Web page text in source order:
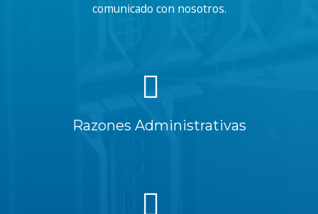
comunicado con nosotros.
Razones Administrativas